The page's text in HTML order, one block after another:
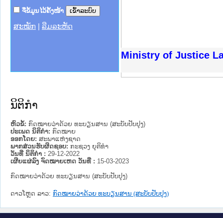
ຈື່ຂໍ້ມູນໄວ້ຄັ້ງໜ້າ
ສະໝັກ ລືມລະຫັດ
Ministry of Justice
າຊົນ ພາກເໜືອ
ການ
ກາງ
ໃຕ້
ຕຳຫຼວດປະຊາຊົນ
ສັນຕິບານປະຊາຊົນ
ກເໜືອ
າຊົນ ພາກກາງ
ນິຕິກໍາ
ຫົວຂໍ້: ກົດໝາຍວ່າດ້ວຍ ທະບຽນສານ (ສະບັບປັບປຸງ)
ປະເພດ ນິຕິກໍາ: ກົດໝາຍ
ອອກໂດຍ: ສະພາແຫ່ງຊາດ
ພາກສ່ວນຮັບຜິດຊອບ: ກະຊວງ ຍຸຕິທໍາ
ວັນທີ່ ນິຕິກໍາ : 29-12-2022
ເຜີຍແຜ່ລົງ ຈົດໝາຍເຫດ ວັນທີ່ : 15-03-2023
ກົດໝາຍວ່າດ້ວຍ ທະບຽນສານ (ສະບັບປັບປຸງ)
ດາວໂຫຼດ ລາວ: ກົດໝາຍວ່າດ້ວຍ ທະບຽນສານ (ສະບັບປັບປຸງ)